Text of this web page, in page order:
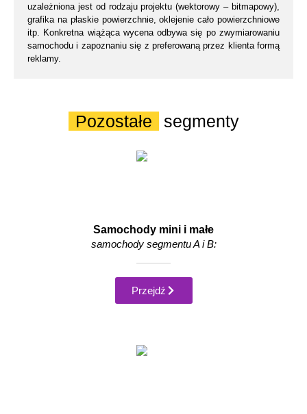
uzależniona jest od rodzaju projektu (wektorowy – bitmapowy),
grafika na płaskie powierzchnie, oklejenie cało powierzchniowe
itp. Konkretna wiążąca wycena odbywa się po zwymiarowaniu
samochodu i zapoznaniu się z preferowaną przez klienta formą
reklamy.
Pozostałe segmenty
Samochody mini i małe
samochody segmentu A i B:
Przejdź